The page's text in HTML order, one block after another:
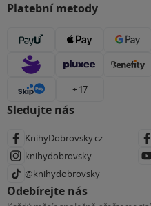
Platební metody
+ 17
Sledujte nás
KnihyDobrovsky.cz
knihydobrovsky
@knihydobrovsky
Odebírejte nás